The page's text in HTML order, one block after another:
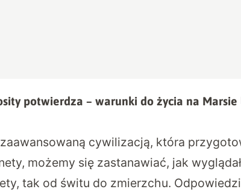
potwierdza – warunki do życia na Marsie
cywilizacją, która
możemy się zastanawiać, jak
tak od świtu do zmierzchu.